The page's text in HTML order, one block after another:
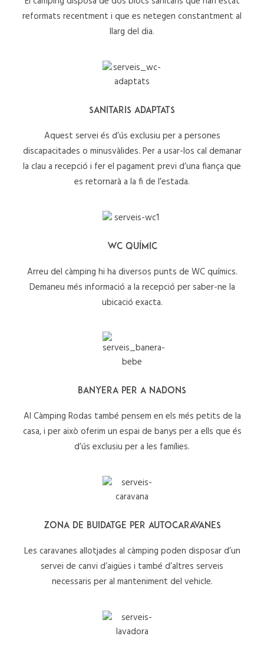
reformats recentment i que es netegen constantment al
llarg del dia.
SANITARIS ADAPTATS
Aquest servei és d’ús exclusiu per a persones
discapacitades o minusvàlides. Per a usar-los cal demanar
la clau a recepció i fer el pagament previ d’una fiança que
es retornarà a la fi de l’estada.
WC QUÍMIC
Arreu del càmping hi ha diversos punts de WC químics.
Demaneu més informació a la recepció per saber-ne la
ubicació exacta.
BANYERA PER A NADONS
Al Càmping Rodas també pensem en els més petits de la
casa, i per això oferim un espai de banys per a ells que és
d’ús exclusiu per a les famílies.
ZONA DE BUIDATGE PER AUTOCARAVANES
Les caravanes allotjades al càmping poden disposar d’un
servei de canvi d’aigües i també d’altres serveis
necessaris per al manteniment del vehicle.